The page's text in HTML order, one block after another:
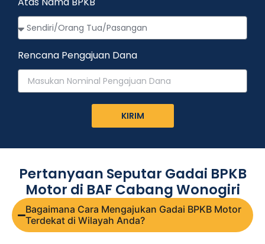
Rencana Pengajuan Dana
KIRIM
Pertanyaan Seputar Gadai BPKB
Motor di BAF Cabang Wonogiri
Bagaimana Cara Mengajukan Gadai BPKB Motor
Terdekat di Wilayah Anda?